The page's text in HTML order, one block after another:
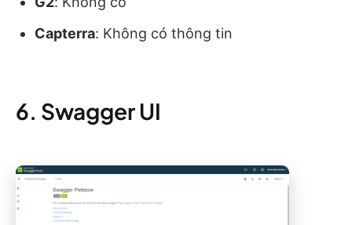
Capterra: Không có thông tin
6. Swagger UI